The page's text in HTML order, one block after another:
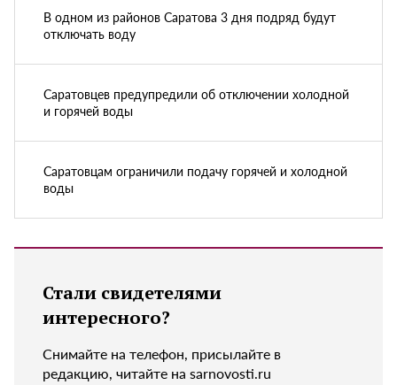
В одном из районов Саратова 3 дня подряд будут
отключать воду
Саратовцев предупредили об отключении холодной
и горячей воды
Саратовцам ограничили подачу горячей и холодной
воды
Стали свидетелями
интересного?
Снимайте на телефон, присылайте в
редакцию, читайте на sarnovosti.ru